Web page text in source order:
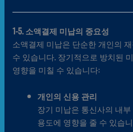
1-5. 소액결제 미납의 중요성
소액결제 미납은 단순한 개인의
수 있습니다. 장기적으로 방치된
영향을 미칠 수 있습니다:
개인의 신용 관리
장기 미납은 통신사의 내
용도에 영향을 줄 수 있습